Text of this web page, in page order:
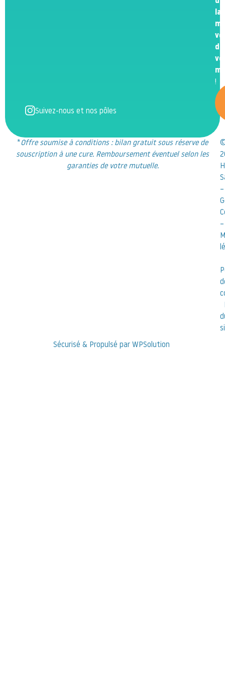
Suivez-nous et nos pôles
la
de
!
*Offre soumise à conditions : bilan gratuit sous réserve de
souscription à une cure. Remboursement éventuel selon les
garanties de votre mutuelle.
–
–
Sécurisé & Propulsé par WPSolution